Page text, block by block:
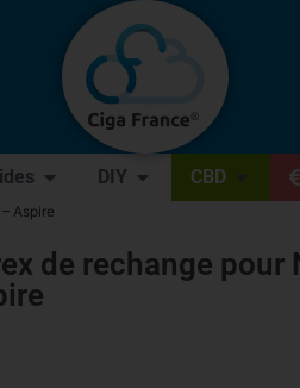
DIY CBD
Aspire
de rechange pour